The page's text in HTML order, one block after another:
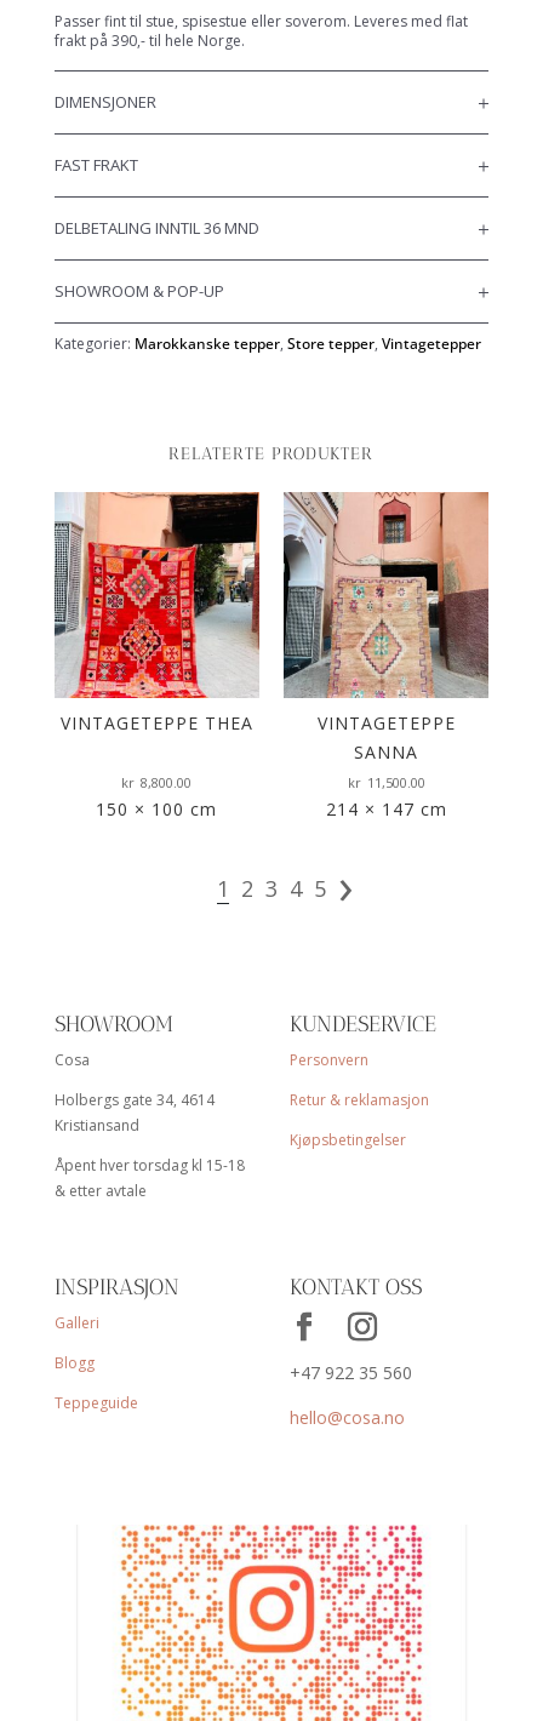
Passer fint til stue, spisestue eller soverom. Leveres med flat
frakt på 390,- til hele Norge.
DIMENSJONER
FAST FRAKT
DELBETALING INNTIL 36 MND
SHOWROOM & POP-UP
Kategorier: Marokkanske tepper, Store tepper, Vintagetepper
RELATERTE PRODUKTER
VINTAGETEPPE THEA
kr 8,800.00
150 × 100 cm
VINTAGETEPPE
SANNA
kr 11,500.00
214 × 147 cm
›
1 2 3 4 5
SHOWROOM
Cosa
Holbergs gate 34, 4614
Kristiansand
Åpent hver torsdag kl 15-18
& etter avtale
KUNDESERVICE
Personvern
Retur & reklamasjon
Kjøpsbetingelser
INSPIRASJON
Galleri
Blogg
Teppeguide
KONTAKT OSS
+47 922 35 560
hello@cosa.no